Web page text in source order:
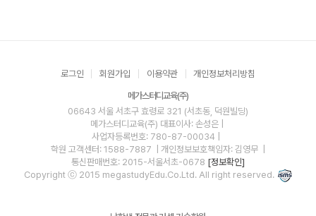
로그인 회원가입 이용약관 개인정보처리방침
메가스터디교육(주)
06643 서울 서초구 효령로 321 (서초동, 덕원빌딩)
메가스터디교육(주) 대표이사: 손성은 |
사업자등록번호: 780-87-00034
학원 고객센터: 1588-7887
| 개인정보보호책임자: 김영무
통신판매번호: 2015-서울서초-0678 [정보확인]
Copyright ⓒ 2015 megastudyEdu.Co.Ltd. All right reserved.